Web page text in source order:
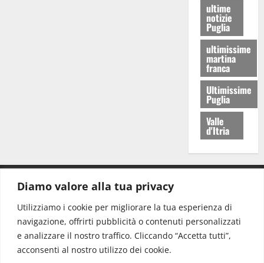
Diamo valore alla tua privacy
Utilizziamo i cookie per migliorare la tua esperienza di
navigazione, offrirti pubblicità o contenuti personalizzati
e analizzare il nostro traffico. Cliccando “Accetta tutti”,
acconsenti al nostro utilizzo dei cookie.
ultime
notizie
Puglia
ultimissime
martina
franca
Ultimissime
Puglia
Valle
d'Itria
Redazione: redazione@www.martinasera.it
Direttore:direttore@www.martinasera.it
Info & Commerciale:info@www.martinasera.it